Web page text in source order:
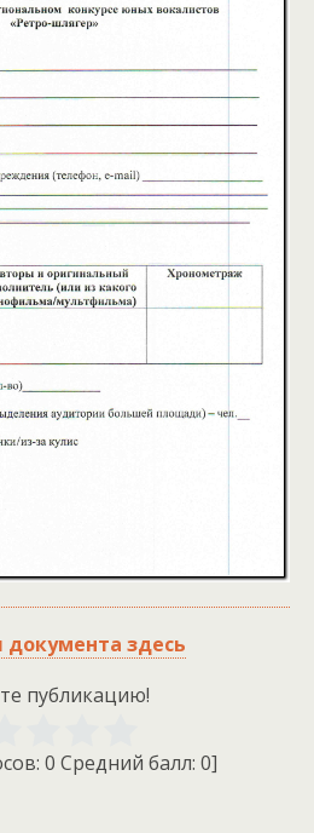
документа здесь
публикацию!
0 Средний балл: 0]